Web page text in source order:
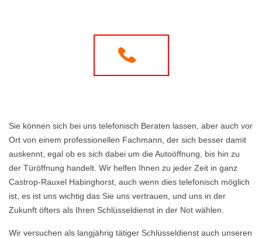
Sie können sich bei uns telefonisch Beraten lassen, aber auch vor
Ort von einem professionellen Fachmann, der sich besser damit
auskennt, egal ob es sich dabei um die Autoöffnung, bis hin zu
der Türöffnung handelt. Wir helfen Ihnen zu jeder Zeit in ganz
Castrop-Rauxel Habinghorst, auch wenn dies telefonisch möglich
ist, es ist uns wichtig das Sie uns vertrauen, und uns in der
Zukunft öfters als Ihren Schlüsseldienst in der Not wählen.
Wir versuchen als langjährig tätiger Schlüsseldienst auch unseren